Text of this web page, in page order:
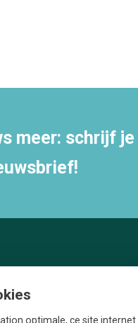
meer: schrijf je
optimale, ce site internet